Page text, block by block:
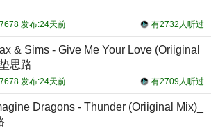
有2732人听过
发布:24天前
& Sims - Give Me Your Love (Oriiginal
思路
有2709人听过
发布:24天前
Dragons - Thunder (Oriiginal Mix)_